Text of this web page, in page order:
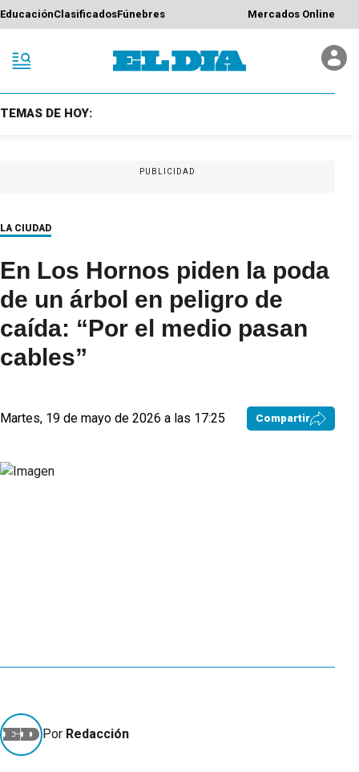
EducaciónClasificadosFúnebres Mercados Online
TEMAS DE HOY:
PUBLICIDAD
LA CIUDAD
En Los Hornos piden la poda
de un árbol en peligro de
caída: “Por el medio pasan
cables”
Martes, 19 de mayo de 2026 a las 17:25 Compartir
Por Redacción